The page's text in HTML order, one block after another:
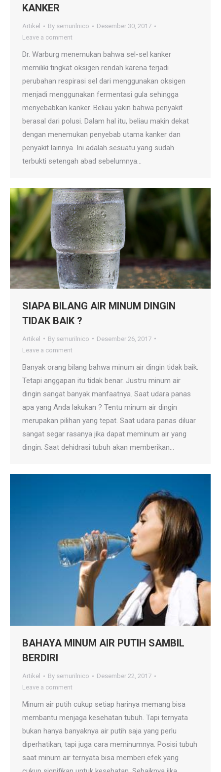
KANKER
Artikel By semurilnico
Desember 30, 2017
Leave a comment
Dr. Warburg menemukan bahwa sel-sel kanker
memiliki tingkat oksigen rendah karena terjadi
perubahan respirasi sel dari menggunakan oksigen
menjadi menggunakan fermentasi gula sehingga
menyebabkan kanker. Beliau yakin bahwa penyakit
berasal dari polusi. Dalam hal itu, beliau makin dekat
dengan menemukan penyebab utama kanker dan
penyakit lainnya. Ini adalah sesuatu yang sudah
terbukti setengah abad sebelumnya…
SIAPA BILANG AIR MINUM DINGIN
TIDAK BAIK ?
Artikel By semurilnico
Desember 26, 2017
Leave a comment
Banyak orang bilang bahwa minum air dingin tidak baik.
Tetapi anggapan itu tidak benar. Justru minum air
dingin sangat banyak manfaatnya. Saat udara panas
apa yang Anda lakukan ? Tentu minum air dingin
merupakan pilihan yang tepat. Saat udara panas diluar
sangat segar rasanya jika dapat meminum air yang
dingin. Saat dehidrasi tubuh akan memberikan…
BAHAYA MINUM AIR PUTIH SAMBIL
BERDIRI
Artikel By semurilnico
Desember 22, 2017
Leave a comment
Minum air putih cukup setiap harinya memang bisa
membantu menjaga kesehatan tubuh. Tapi ternyata
bukan hanya banyaknya air putih saja yang perlu
diperhatikan, tapi juga cara meminumnya. Posisi tubuh
saat minum air ternyata bisa memberi efek yang